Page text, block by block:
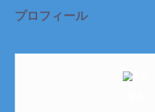
プロフィール